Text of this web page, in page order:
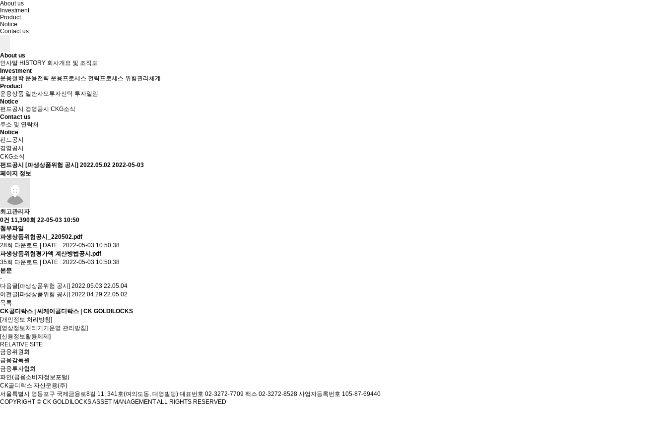
About us
Investment
Product
Notice
Contact us
About us
인사말 HISTORY 회사개요 및 조직도
Investment
운용철학 운용전략 운용프로세스 전략프로세스 위험관리체계
Product
운용상품 일반사모투자신탁 투자일임
Notice
펀드공시
경영공시 CKG소식
Contact us
주소 및 연락처
Notice
펀드공시
경영공시
CKG소식
펀드공시
[파생상품위험 공시] 2022.05.02 2022-05-03
페이지 정보
최고관리자
0건 11,390회 22-05-03 10:50
첨부파일
파생상품위험공시_220502.pdf
28회 다운로드 | DATE : 2022-05-03 10:50:38
파생상품위험평가액 계산방법공시.pdf
35회 다운로드 | DATE : 2022-05-03 10:50:38
본문
-
다음글[파생상품위험 공시] 2022.05.03 22.05.04
이전글[파생상품위험 공시] 2022.04.29 22.05.02
목록
CK골디락스 | 씨케이골디락스 | CK GOLDILOCKS
[개인정보 처리방침]
[영상정보처리기기운영 관리방침]
[신용정보활용체제]
RELATIVE SITE
금융위원회
금융감독원
금융투자협회
파인(금융소비자정보포털)
CK골디락스 자산운용(주)
서울특별시 영등포구 국제금융로8길 11, 341호(여의도동, 대영빌딩) 대표번호 02-3272-7709 팩스 02-3272-8528 사업자등록번호 105-87-69440
COPYRIGHT © CK GOLDILOCKS ASSET MANAGEMENT ALL RIGHTS RESERVED